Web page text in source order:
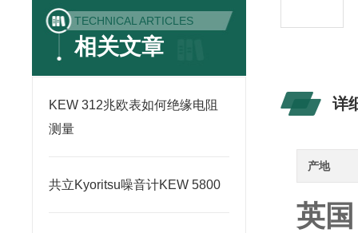
TECHNICAL ARTICLES
相关文章
KEW 312兆欧表如何绝缘电阻
测量
共立Kyoritsu噪音计KEW 5800
详
产地
英